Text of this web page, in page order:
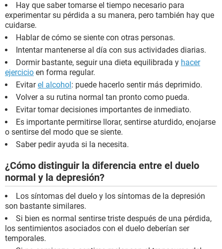
Hay que saber tomarse el tiempo necesario para
experimentar su pérdida a su manera, pero también hay que
cuidarse.
Hablar de cómo se siente con otras personas.
Intentar mantenerse al día con sus actividades diarias.
Dormir bastante, seguir una dieta equilibrada y hacer
ejercicio en forma regular.
Evitarel alcohol : puede hacerlo sentir más deprimido.
Volver a su rutina normal tan pronto como pueda.
Evitar tomar decisiones importantes de inmediato.
Es importante permitirse llorar, sentirse aturdido, enojarse
o sentirse del modo que se siente.
Saber pedir ayuda si la necesita.
¿Cómo distinguir la diferencia entre el duelo
normal y la depresión?
Los síntomas del duelo y los síntomas de la depresión
son bastante similares.
Si bien es normal sentirse triste después de una pérdida,
los sentimientos asociados con el duelo deberían ser
temporales.